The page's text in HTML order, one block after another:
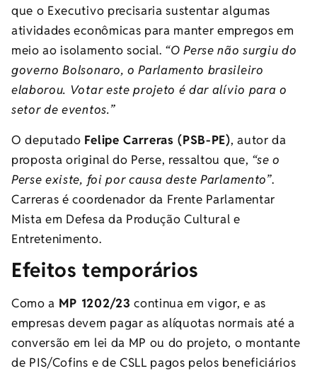
que o Executivo precisaria sustentar algumas
atividades econômicas para manter empregos em
meio ao isolamento social. “O Perse não surgiu do
governo Bolsonaro, o Parlamento brasileiro
elaborou. Votar este projeto é dar alívio para o
setor de eventos.”
O deputado Felipe Carreras (PSB-PE), autor da
proposta original do Perse, ressaltou que, “se o
Perse existe, foi por causa deste Parlamento”.
Carreras é coordenador da Frente Parlamentar
Mista em Defesa da Produção Cultural e
Entretenimento.
Efeitos temporários
Como a MP 1202/23 continua em vigor, e as
empresas devem pagar as alíquotas normais até a
conversão em lei da MP ou do projeto, o montante
de PIS/Cofins e de CSLL pagos pelos beneficiários